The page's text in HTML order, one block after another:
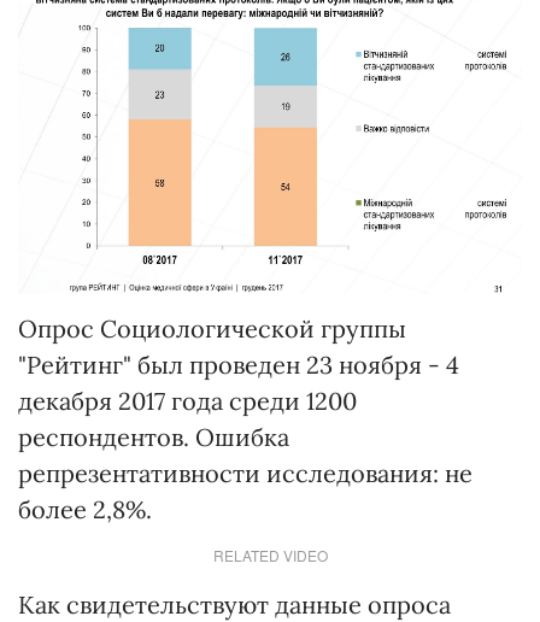
Опрос Социологической группы
"Рейтинг" был проведен 23 ноября - 4
декабря 2017 года среди 1200
респондентов. Ошибка
репрезентативности исследования: не
более 2,8%.
RELATED VIDEO
Как свидетельствуют данные опроса